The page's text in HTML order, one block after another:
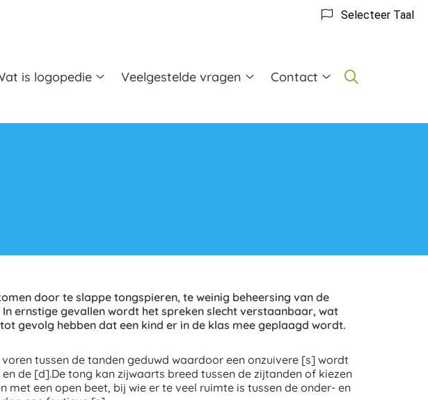
Selecteer Taal
is logopedie Veelgestelde vragen Contact
door te slappe tongspieren, te weinig beheersing van de
ernstige gevallen wordt het spreken slecht verstaanbaar, wat
gevolg hebben dat een kind er in de klas mee geplaagd wordt.
tussen de tanden geduwd waardoor een onzuivere [s] wordt
de [d].De tong kan zijwaarts breed tussen de zijtanden of kiezen
een open beet, bij wie er te veel ruimte is tussen de onder- en